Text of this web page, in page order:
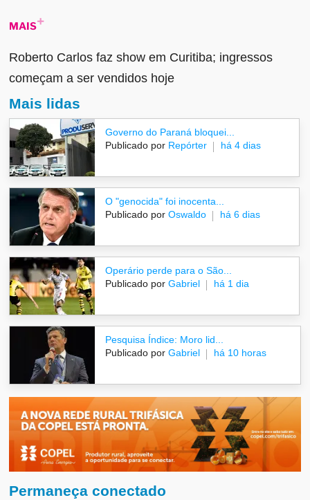
MAIS
Roberto Carlos faz show em Curitiba; ingressos
começam a ser vendidos hoje
Mais lidas
Governo do Paraná bloquei...
Publicado por Repórter há 4 dias
O "genocida" foi inocenta...
Publicado por Oswaldo há 6 dias
Operário perde para o São...
Publicado por Gabriel há 1 dia
Pesquisa Índice: Moro lid...
Publicado por Gabriel há 10 horas
Permaneça conectado